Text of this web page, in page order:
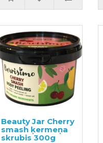
Beauty Jar Cherry
smash ķermeņa
skrubis 300g